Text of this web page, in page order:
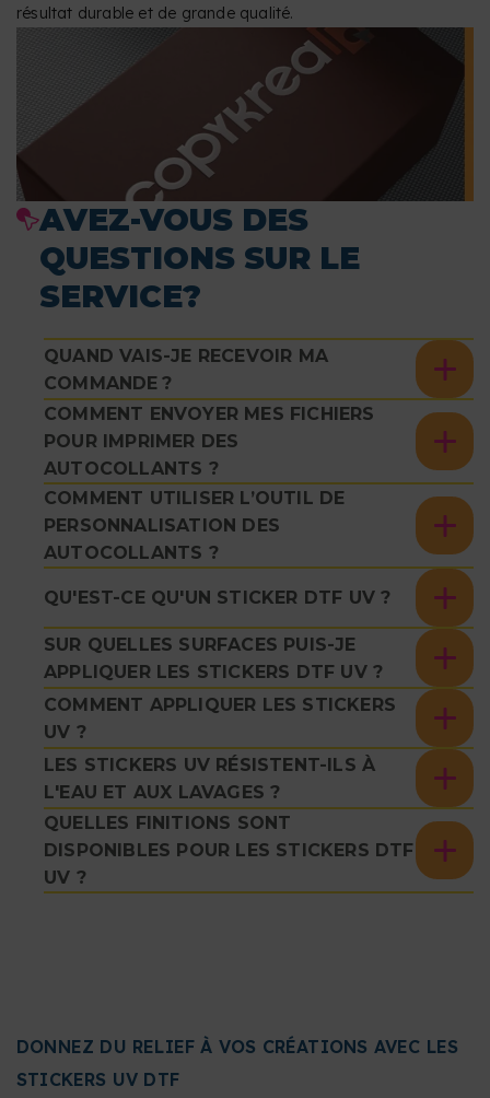
résultat durable et de grande qualité.
AVEZ-VOUS DES
QUESTIONS SUR LE
SERVICE?
QUAND VAIS-JE RECEVOIR MA
COMMANDE ?
COMMENT ENVOYER MES FICHIERS
POUR IMPRIMER DES
AUTOCOLLANTS ?
COMMENT UTILISER L’OUTIL DE
PERSONNALISATION DES
AUTOCOLLANTS ?
QU'EST-CE QU'UN STICKER DTF UV ?
SUR QUELLES SURFACES PUIS-JE
APPLIQUER LES STICKERS DTF UV ?
COMMENT APPLIQUER LES STICKERS
UV ?
LES STICKERS UV RÉSISTENT-ILS À
L'EAU ET AUX LAVAGES ?
QUELLES FINITIONS SONT
DISPONIBLES POUR LES STICKERS DTF
UV ?
DONNEZ DU RELIEF À VOS CRÉATIONS AVEC LES
STICKERS UV DTF